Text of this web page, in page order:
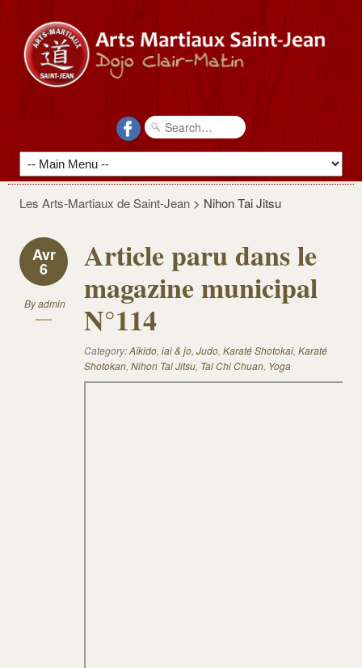
Les Arts-Martiaux de Saint-Jean > Nihon Tai Jitsu
Avr
6
Byadmin
Article paru dans le
magazine municipal
N°114
Category:Aïkido, iai & jo, Judo, Karaté Shotokai, Karaté
Shotokan, Nihon Tai Jitsu, Tai Chi Chuan, Yoga